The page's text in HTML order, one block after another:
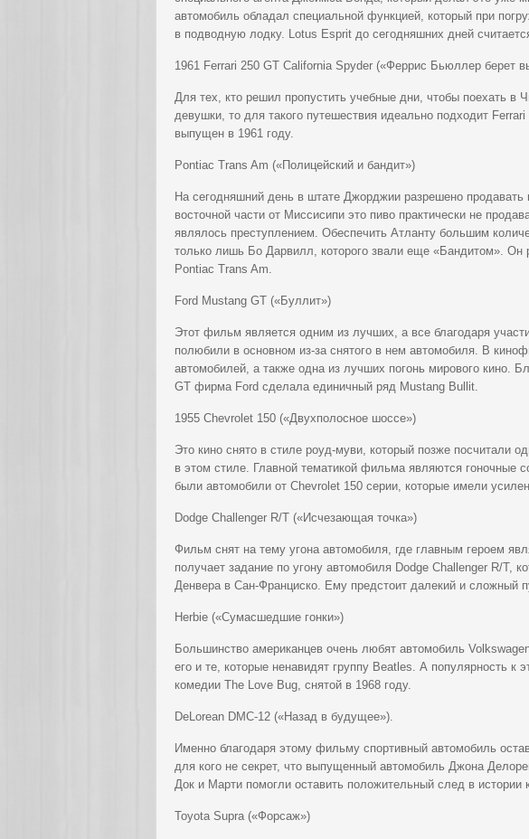
автомобиль обладал специальной функцией, который при
в подводную лодку. Lotus Esprit до сегодняшних дней
1961 Ferrari 250 GT California Spyder («Феррис Бьюллер берет
Для тех, кто решил пропустить учебные дни, чтобы поехать в
девушки, то для такого путешествия идеально подходит
выпущен в 1961 году.
Pontiac Trans Am («Полицейский и бандит»)
На сегодняшний день в штате Джорджии разрешено
восточной части от Миссисипи это пиво практически не
являлось преступлением. Обеспечить Атланту большим
только лишь Бо Дарвилл, которого звали еще «Бандитом». Он
Pontiac Trans Am.
Ford Mustang GT («Буллит»)
Этот фильм является одним из лучших, а все благодаря
полюбили в основном из-за снятого в нем автомобиля. В
автомобилей, а также одна из лучших погонь мирового кино.
GT фирма Ford сделала единичный ряд Mustang Bullit.
1955 Chevrolet 150 («Двухполосное шоссе»)
Это кино снято в стиле роуд-муви, который позже посчитали
в этом стиле. Главной тематикой фильма являются гоночные
были автомобили от Chevrolet 150 серии, которые имели
Dodge Challenger R/T («Исчезающая точка»)
Фильм снят на тему угона автомобиля, где главным героем
получает задание по угону автомобиля Dodge Challenger R/T,
Денвера в Сан-Франциско. Ему предстоит далекий и сложный
Herbie («Сумасшедшие гонки»)
Большинство американцев очень любят автомобиль
его и те, которые ненавидят группу Beatles. А популярность к
комедии The Love Bug, снятой в 1968 году.
DeLorean DMC-12 («Назад в будущее»).
Именно благодаря этому фильму спортивный автомобиль
для кого не секрет, что выпущенный автомобиль Джона
Док и Марти помогли оставить положительный след в истории
Toyota Supra («Форсаж»)